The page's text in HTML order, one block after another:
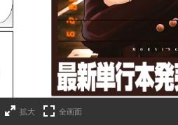
詳細ページへのリンク
拡大 全画面